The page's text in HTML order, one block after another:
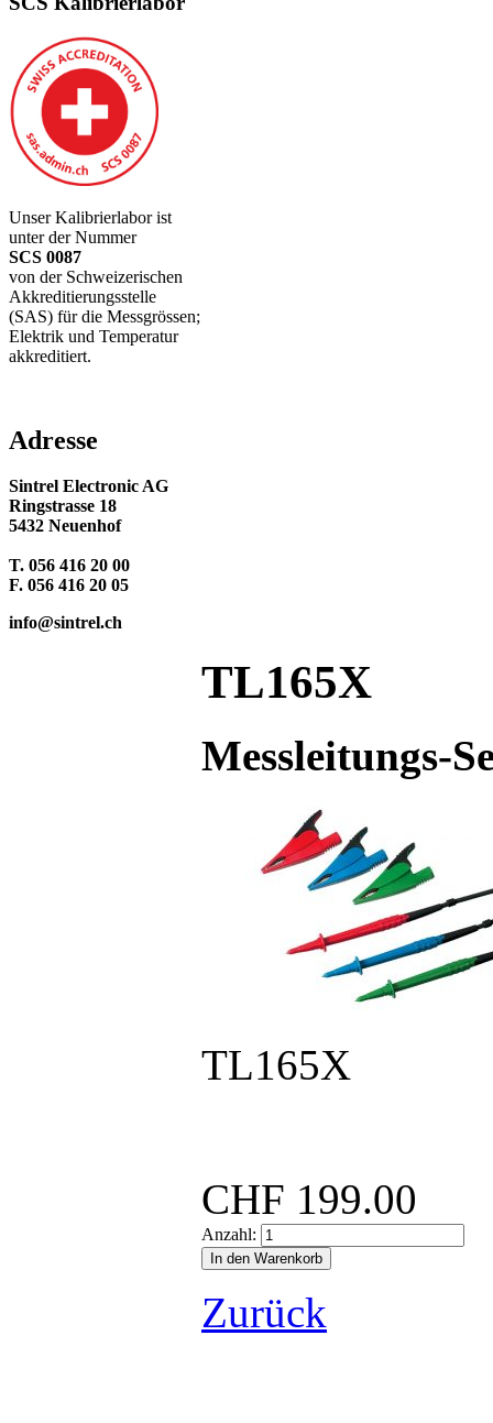
Unser Kalibrierlabor ist
unter der Nummer
SCS 0087
von der Schweizerischen
Akkreditierungsstelle
(SAS) für die Messgrössen;
Elektrik und Temperatur
akkreditiert.
Adresse
Sintrel Electronic AG
Ringstrasse 18
5432 Neuenhof
T. 056 416 20 00
F. 056 416 20 05
info@sintrel.ch
TL165X
Messleitungs-
TL165X
CHF 199.00
Anzahl:
Zurück